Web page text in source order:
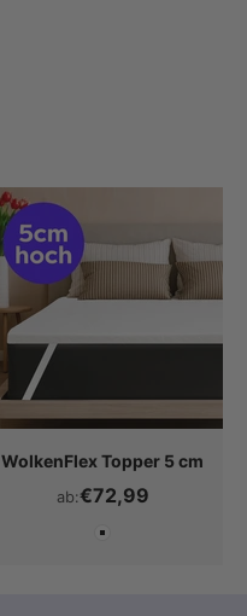
WolkenFlex Topper 5 cm
ab:€72,99
Farbe